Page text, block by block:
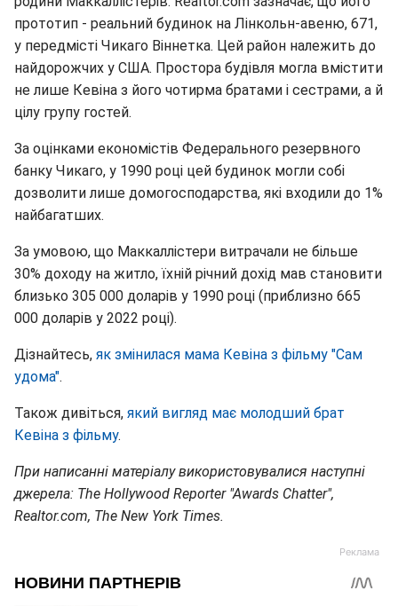
прототип - реальний будинок на Лінкольн-авеню, 671,
у передмісті Чикаго Віннетка. Цей район належить до
найдорожчих у США. Простора будівля могла вмістити
не лише Кевіна з його чотирма братами і сестрами, а й
цілу групу гостей.
За оцінками економістів Федерального резервного
банку Чикаго, у 1990 році цей будинок могли собі
дозволити лише домогосподарства, які входили до 1%
найбагатших.
За умовою, що Маккаллістери витрачали не більше
30% доходу на житло, їхній річний дохід мав становити
близько 305 000 доларів у 1990 році (приблизно 665
000 доларів у 2022 році).
Дізнайтесь, як змінилася мама Кевіна з фільму "Сам
удома".
Також дивіться, який вигляд має молодший брат
Кевіна з фільму.
При написанні матеріалу використовувалися наступні
джерела: The Hollywood Reporter "Awards Chatter",
Realtor.com, The New York Times.